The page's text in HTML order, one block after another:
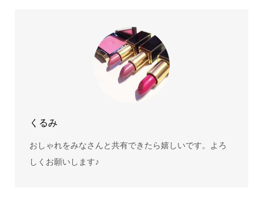
くるみ
おしゃれをみなさんと共有できたら嬉しいです。よろ
しくお願いします♪